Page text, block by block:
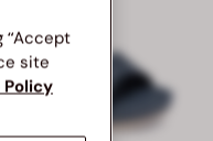
“Accept
site
Policy